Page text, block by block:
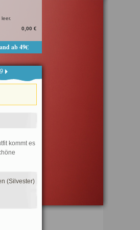
0,00 €
ab 49€
kommt es
(Silvester)